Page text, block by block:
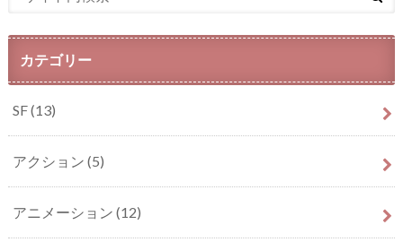
カテゴリー
SF(13)
アクション (5)
アニメーション (12)